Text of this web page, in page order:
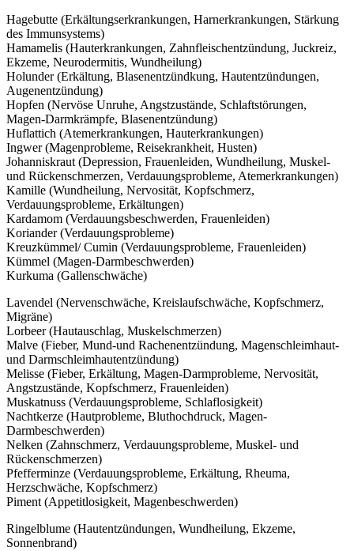
Hagebutte (Erkältungserkrankungen, Harnerkrankungen, Stärkung
des Immunsystems)
Hamamelis (Hauterkrankungen, Zahnfleischentzündung, Juckreiz,
Ekzeme, Neurodermitis, Wundheilung)
Holunder (Erkältung, Blasenentzündkung, Hautentzündungen,
Augenentzündung)
Hopfen (Nervöse Unruhe, Angstzustände, Schlaftstörungen,
Magen-Darmkrämpfe, Blasenentzündung)
Huflattich (Atemerkrankungen, Hauterkrankungen)
Ingwer (Magenprobleme, Reisekrankheit, Husten)
Johanniskraut (Depression, Frauenleiden, Wundheilung, Muskel-
und Rückenschmerzen, Verdauungsprobleme, Atemerkrankungen)
Kamille (Wundheilung, Nervosität, Kopfschmerz,
Verdauungsprobleme, Erkältungen)
Kardamom (Verdauungsbeschwerden, Frauenleiden)
Koriander (Verdauungsprobleme)
Kreuzkümmel/ Cumin (Verdauungsprobleme, Frauenleiden)
Kümmel (Magen-Darmbeschwerden)
Kurkuma (Gallenschwäche)
Lavendel (Nervenschwäche, Kreislaufschwäche, Kopfschmerz,
Migräne)
Lorbeer (Hautauschlag, Muskelschmerzen)
Malve (Fieber, Mund-und Rachenentzündung, Magenschleimhaut-
und Darmschleimhautentzündung)
Melisse (Fieber, Erkältung, Magen-Darmprobleme, Nervosität,
Angstzustände, Kopfschmerz, Frauenleiden)
Muskatnuss (Verdauungsprobleme, Schlaflosigkeit)
Nachtkerze (Hautprobleme, Bluthochdruck, Magen-
Darmbeschwerden)
Nelken (Zahnschmerz, Verdauungsprobleme, Muskel- und
Rückenschmerzen)
Pfefferminze (Verdauungsprobleme, Erkältung, Rheuma,
Herzschwäche, Kopfschmerz)
Piment (Appetitlosigkeit, Magenbeschwerden)
Ringelblume (Hautentzündungen, Wundheilung, Ekzeme,
Sonnenbrand)